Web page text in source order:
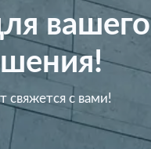
вашего
свяжется с вами!